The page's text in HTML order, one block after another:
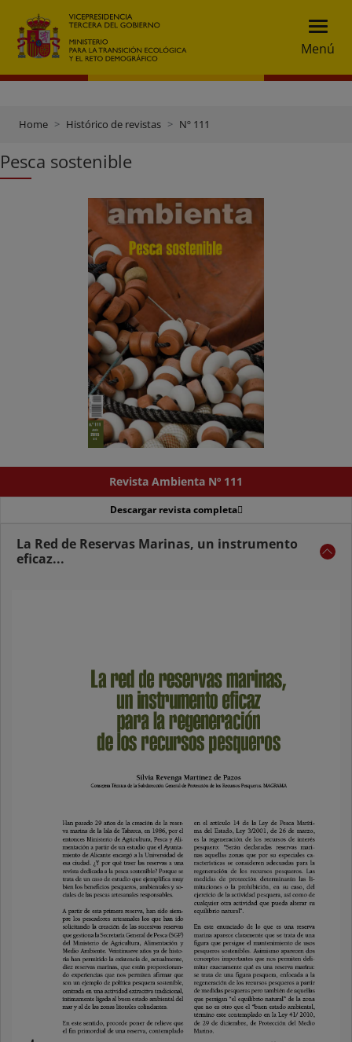
Menú
Home Histórico de revistas Nº 111
Pesca sostenible
Revista Ambienta Nº 111
Descargar revista completa
La Red de Reservas Marinas, un instrumento
eficaz...